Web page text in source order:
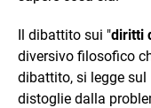
Il dibattito sui "diritti
diversivo filosofico
dibattito, si legge sul
distoglie dalla